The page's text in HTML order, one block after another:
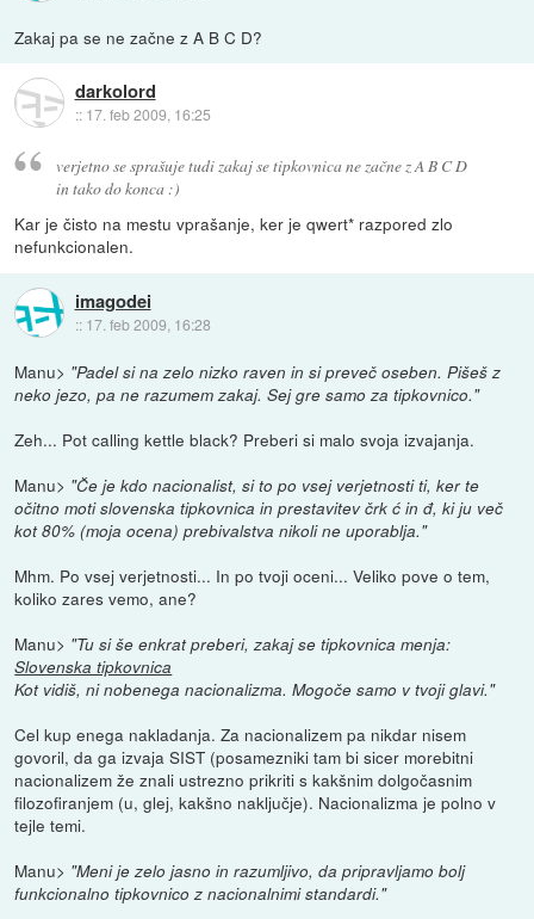
Zakaj pa se ne začne z A B C D?
darkolord
:: 17. feb 2009, 16:25
verjetno se sprašuje tudi zakaj se tipkovnica ne začne z A B C D
in tako do konca :)
Kar je čisto na mestu vprašanje, ker je qwert* razpored zlo
nefunkcionalen.
imagodei
:: 17. feb 2009, 16:28
Manu> "Padel si na zelo nizko raven in si preveč oseben. Pišeš z
neko jezo, pa ne razumem zakaj. Sej gre samo za tipkovnico."
Zeh... Pot calling kettle black? Preberi si malo svoja izvajanja.
Manu> "Če je kdo nacionalist, si to po vsej verjetnosti ti, ker te
očitno moti slovenska tipkovnica in prestavitev črk ć in đ, ki ju več
kot 80% (moja ocena) prebivalstva nikoli ne uporablja."
Mhm. Po vsej verjetnosti... In po tvoji oceni... Veliko pove o tem,
koliko zares vemo, ane?
Manu> "Tu si še enkrat preberi, zakaj se tipkovnica menja:
Slovenska tipkovnica
Kot vidiš, ni nobenega nacionalizma. Mogoče samo v tvoji glavi."
Cel kup enega nakladanja. Za nacionalizem pa nikdar nisem
govoril, da ga izvaja SIST (posamezniki tam bi sicer morebitni
nacionalizem že znali ustrezno prikriti s kakšnim dolgočasnim
filozofiranjem (u, glej, kakšno naključje). Nacionalizma je polno v
tejle temi.
Manu> "Meni je zelo jasno in razumljivo, da pripravljamo bolj
funkcionalno tipkovnico z nacionalnimi standardi."